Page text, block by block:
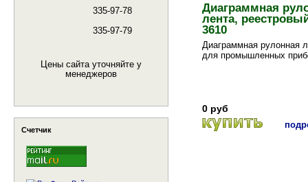
335-97-78
335-97-79
Цены сайта уточняйте у
менеджеров
Счетчик
Диаграммная
лента,
3610
Диаграммная рулонная
для промышленных
0 руб